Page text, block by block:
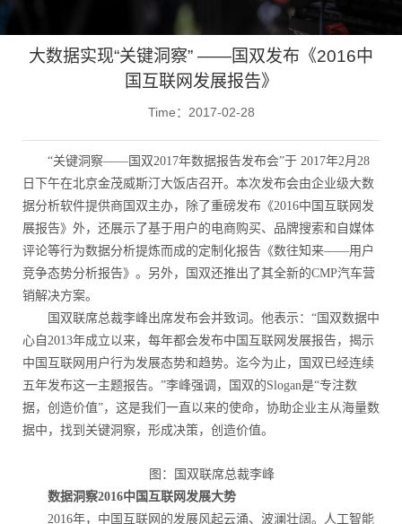
大数据实现“关键洞察” ——国双发布《2016中
国互联网发展报告》
Time：2017-02-28
“关键洞察——国双2017年数据报告发布会”于 2017年2月28
日下午在北京金茂威斯汀大饭店召开。本次发布会由企业级大数
据分析软件提供商国双主办，除了重磅发布《2016中国互联网发
展报告》外，还展示了基于用户的电商购买、品牌搜索和自媒体
评论等行为数据分析提炼而成的定制化报告《数往知来——用户
竞争态势分析报告》。另外，国双还推出了其全新的CMP汽车营
销解决方案。
国双联席总裁李峰出席发布会并致词。他表示：“国双数据中
心自2013年成立以来，每年都会发布中国互联网发展报告，揭示
中国互联网用户行为发展态势和趋势。迄今为止，国双已经连续
五年发布这一主题报告。”李峰强调，国双的Slogan是“专注数
据，创造价值”，这是我们一直以来的使命，协助企业主从海量数
据中，找到关键洞察，形成决策，创造价值。
图：国双联席总裁李峰
数据洞察2016中国互联网发展大势
2016年，中国互联网的发展风起云涌、波澜壮阔。人工智能